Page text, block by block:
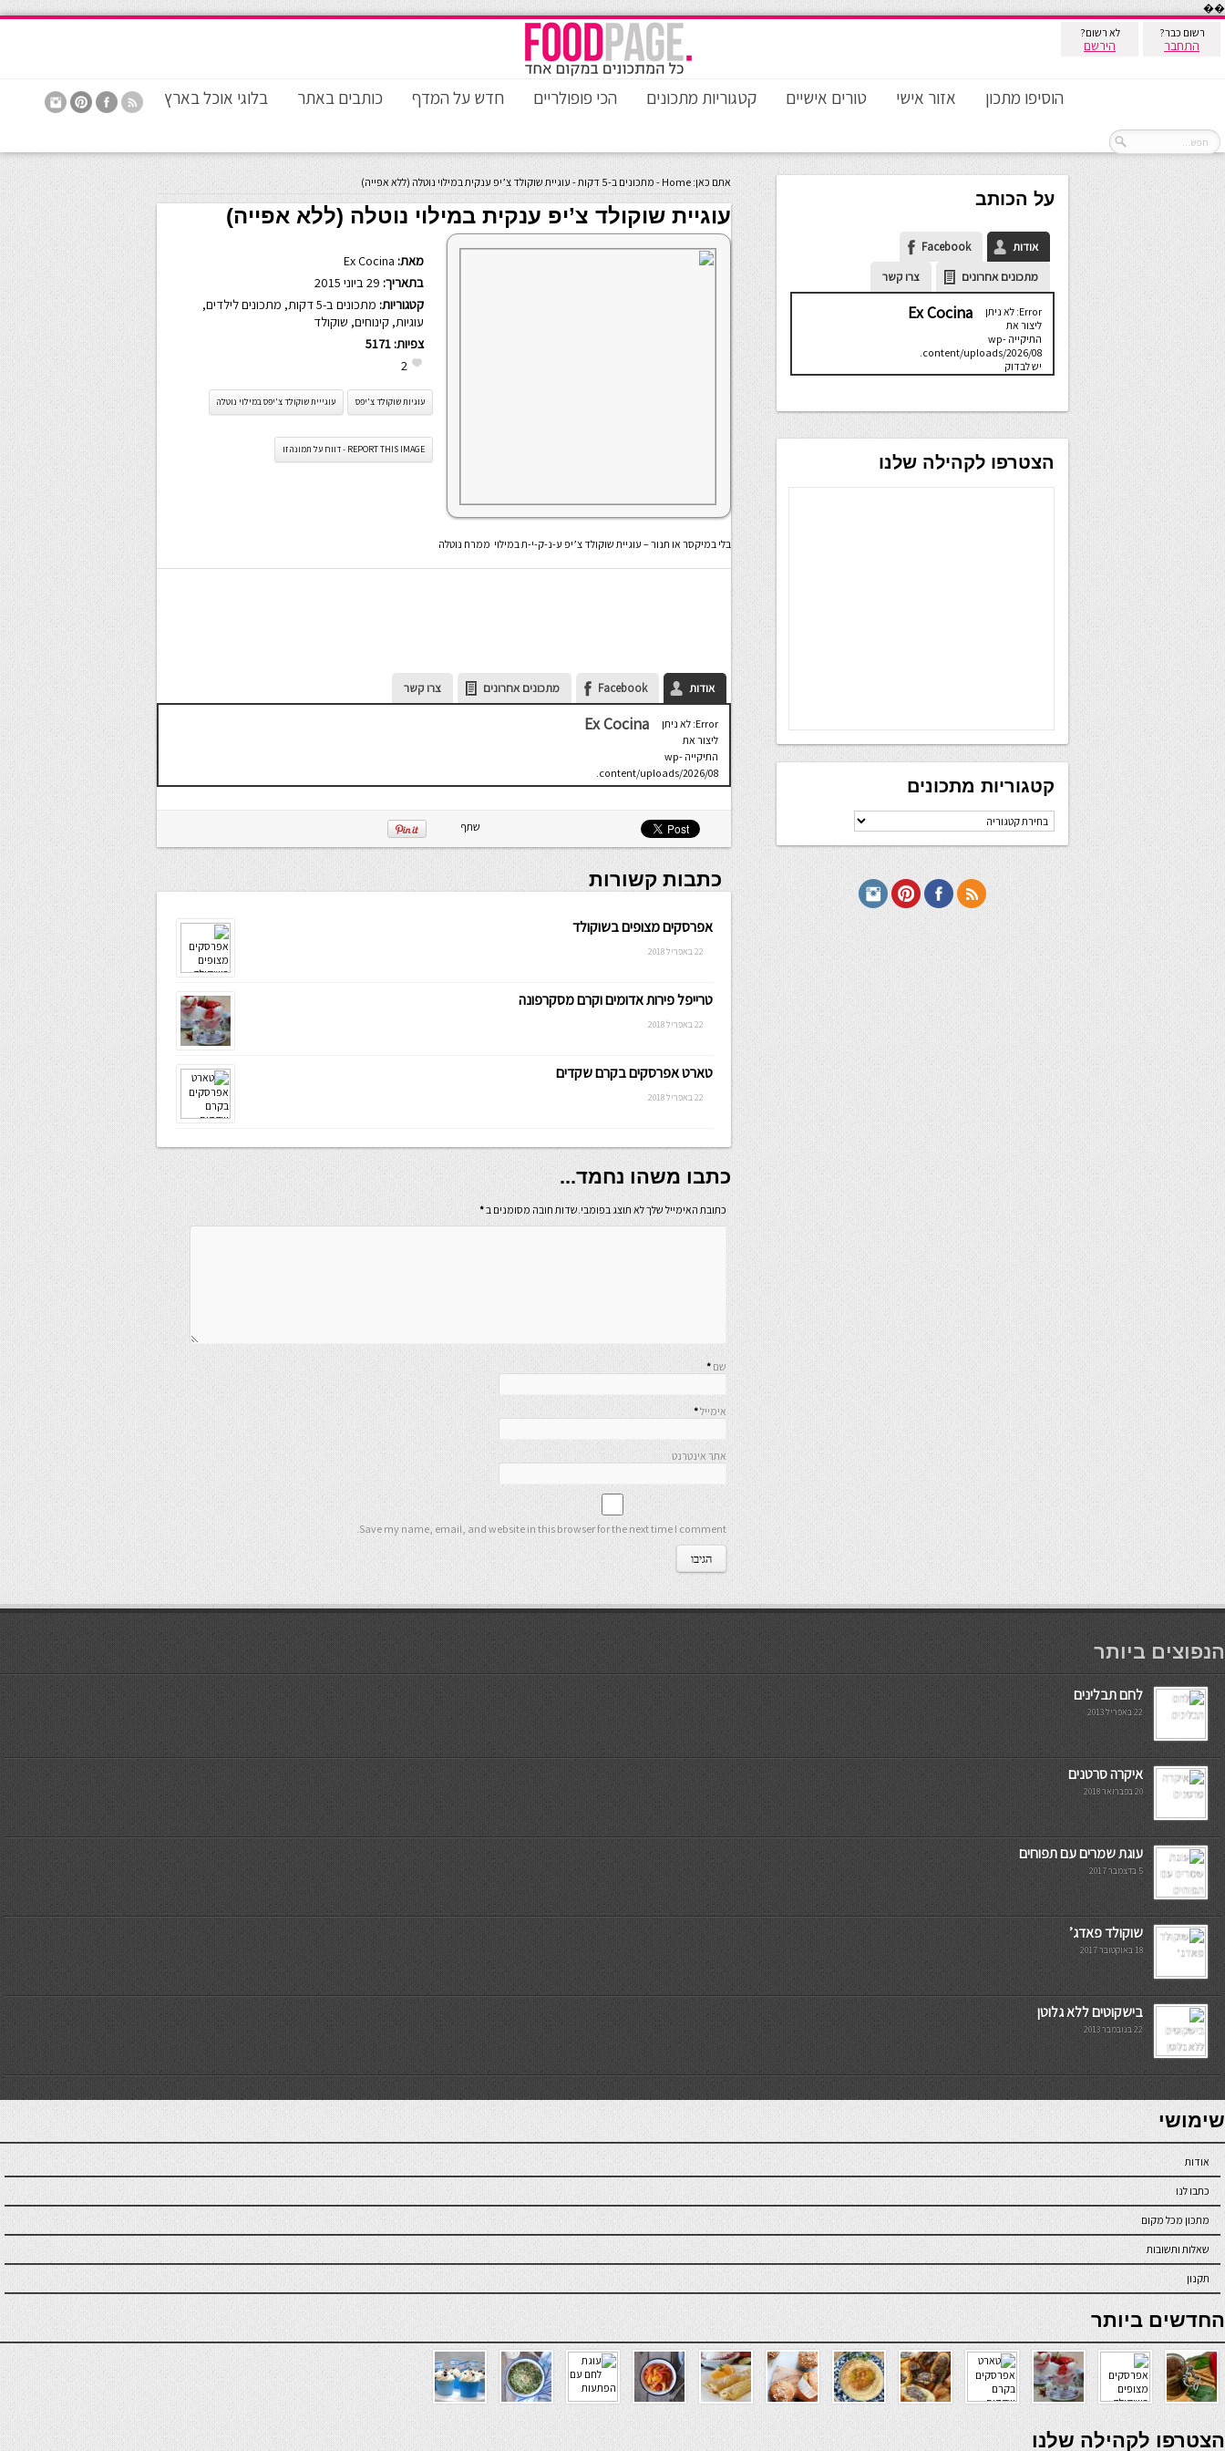
��
רשום כבר?
התחבר
לא רשום?
הירשם
הוסיפו מתכון אזור אישי טורים אישיים קטגוריות מתכונים הכי פופולריים חדש על המדף כותבים באתר בלוגי אוכל בארץ
אתם כאן: Home
- מתכונים ב-5 דקות - עוגיית שוקולד צ’יפ ענקית במילוי נוטלה (ללא אפייה)
עוגיית שוקולד צ’יפ ענקית במילוי נוטלה (ללא אפייה)
מאת: Ex Cocina
בתאריך:
קטגוריות: מתכונים ב-5 דקות , מתכונים לילדים,
עוגיות, קינוחים, שוקולד
צפיות: 5171
2
עוגיות שוקולד צ'יפס עוגייית שוקולד צ'יפס במילוי נוטלה
REPORT THIS IMAGE - דווח על תמונה זו
בלי במיקסר או תנור – עוגיית שוקולד צ’יפ ע-נ-ק-י-ת במילוי ממרח נוטלה
אודות Facebook מתכונים אחרונים צרו קשר
Error: לא ניתן
ליצור את
התיקייה wp-
content/uploads/2026/08.
יש לבדוק
שלה ניתנת
לכתיבה.
Ex Cocina
שתף
כתבות קשורות
אפרסקים מצופים בשוקולד
22 באפריל 2018
טרייפל פירות אדומים וקרם מסקרפונה
22 באפריל 2018
טארט אפרסקים בקרם שקדים
22 באפריל 2018
כתבו משהו נחמד...
כתובת האימייל שלך לא תוצג בפומבי.שדות חובה מסומנים ב*
שם *
אימייל*
אתר אינטרנט
Save my name, email, and website in this browser for the next time I comment.
על הכותב
אודות
Facebook
מתכונים אחרונים
צרו קשר
Error: לא ניתן
ליצור את
התיקייה wp-
content/uploads/2026/08.
יש לבדוק
שתיקיית האב
Ex Cocina
הצטרפו לקהילה שלנו
קטגוריות מתכונים
קטגוריות
מתכונים
мостбет кг
הנפוצים ביותר
לחם תבלינים
22 באפריל 2013
איקרה סרטנים
20 בפברואר 2018
עוגת שמרים עם תפוחים
5 בדצמבר 2017
שוקולד פאדג’
18 באוקטובר 2017
בישקוטים ללא גלוטן
22 בנובמבר 2013
7slots
seriöse online casinos österreich
שימושי
אודות
כתבו לנו
מתכון מכל מקום
שאלות ותשובות
תקנון
online casino
החדשים ביותר
verde casino
הצטרפו לקהילה שלנו